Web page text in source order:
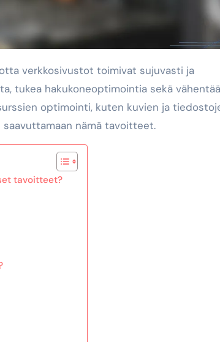
tukea hakukoneoptimointia sekä vähentää
optimointi, kuten kuvien ja
nämä tavoitteet.
tavoitteet?